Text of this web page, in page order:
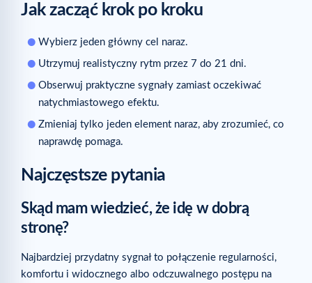
Jak zacząć krok po kroku
Wybierz jeden główny cel naraz.
Utrzymuj realistyczny rytm przez 7 do 21 dni.
Obserwuj praktyczne sygnały zamiast oczekiwać
natychmiastowego efektu.
Zmieniaj tylko jeden element naraz, aby zrozumieć, co
naprawdę pomaga.
Najczęstsze pytania
Skąd mam wiedzieć, że idę w dobrą
stronę?
Najbardziej przydatny sygnał to połączenie regularności,
komfortu i widocznego albo odczuwalnego postępu na